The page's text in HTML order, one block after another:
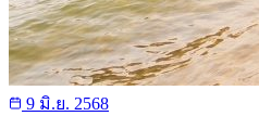
9 มิ.ย. 2568